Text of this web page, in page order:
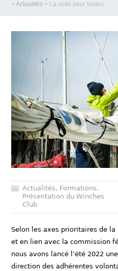
>Actualités > La voile pour toutes
Actualités, Formations,
Présentation du Winches
Club
Selon les axes prioritaires de la
et en lien avec la commission
nous avons lancé l’été 2022
direction des adhérentes